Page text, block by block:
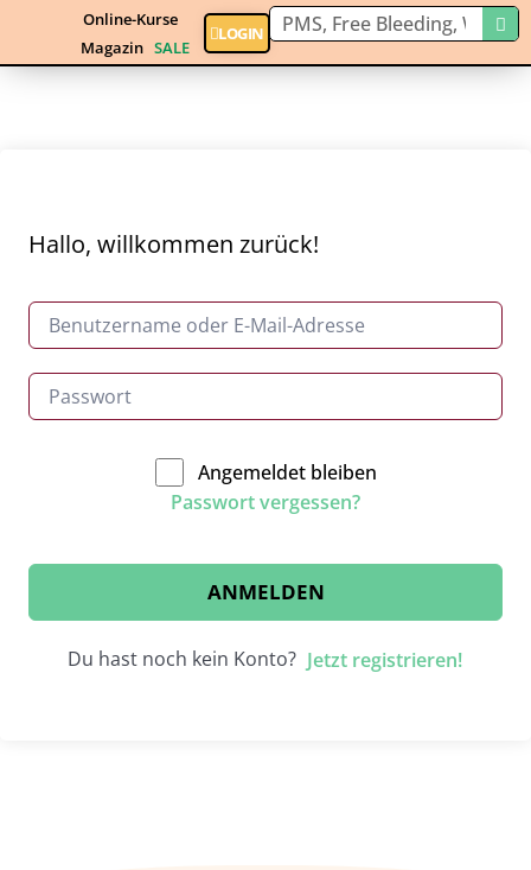
Online-Kurse
Magazin SALE
LOGIN
Hallo, willkommen zurück!
Angemeldet bleiben
Passwort vergessen?
ANMELDEN
Du hast noch kein Konto? Jetzt registrieren!